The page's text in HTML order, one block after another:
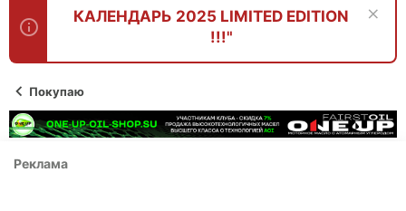
р
т
ы
а
н
КАЛЕНДАРЬ 2025 LIMITED EDITION
!!!"
Покупаю
Реклама